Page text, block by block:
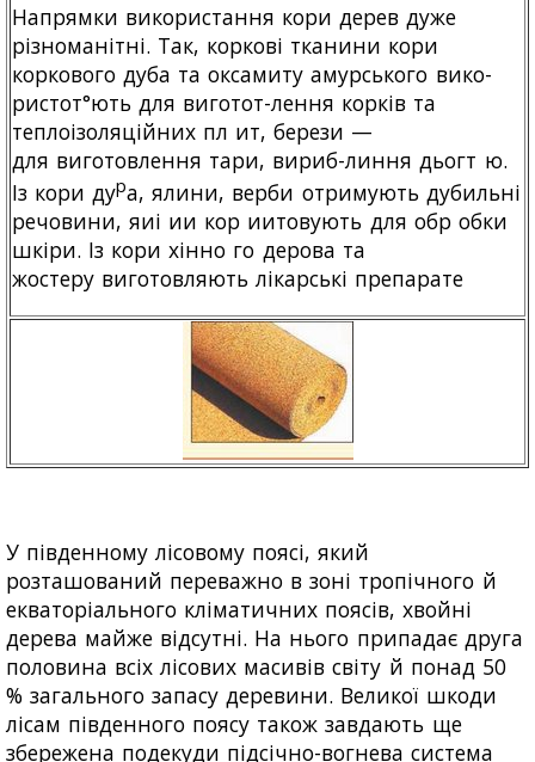
Напрямки використання кори дерев дуже
різноманітні. Так, коркові тканини кори
коркового дуба та оксамиту амурського вико-
ристот°ють для виготот-лення корків та
теплоізоляційних пл ит, берези —
для виготовлення тари, вириб-линня дьогт ю.
Із кори дура, ялини, верби отримують дубильні
речовини, яиі ии кор иитовують для обр обки
шкіри. Із кори хінно го дерова та
жостеру виготовляють лікарські препарате
У південному лісовому поясі, який
розташований переважно в зоні тропічного й
екваторіального кліматичних поясів, хвойні
дерева майже відсутні. На нього припадає друга
половина всіх лісових масивів світу й понад 50
% загального запасу деревини. Великої шкоди
лісам південного поясу також завдають ще
збережена подекуди підсічно-вогнева система